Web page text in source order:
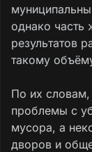
однако часть
результатов
такому
По их словам,
проблемы с
мусора, а
дворов и